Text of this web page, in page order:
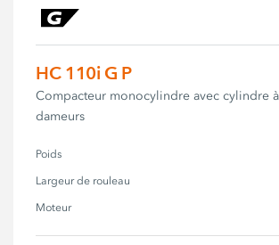
HC 110i G P
Compacteur monocylindre avec cylindre
dameurs
Poids
Largeur de rouleau
Moteur